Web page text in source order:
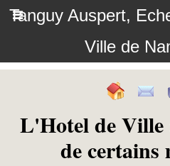
Tanguy Auspert,
Ville de
L'Hotel de
de certains